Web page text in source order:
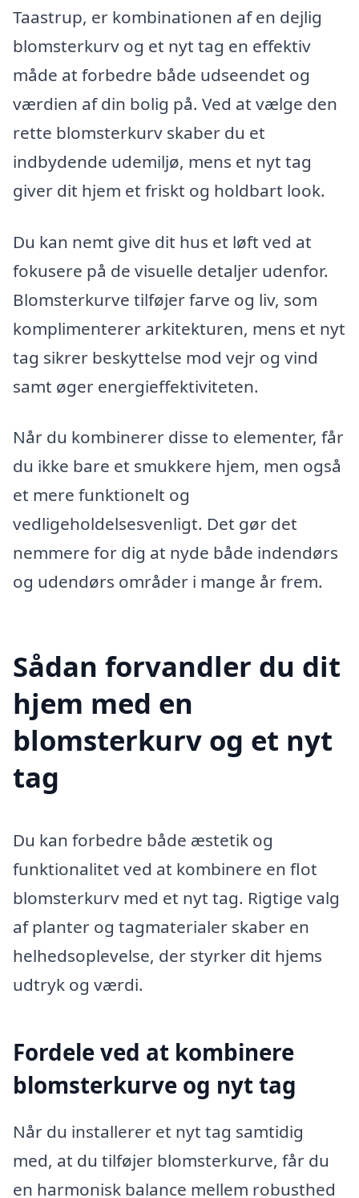
Taastrup, er kombinationen af en dejlig
blomsterkurv og et nyt tag en effektiv
måde at forbedre både udseendet og
værdien af din bolig på. Ved at vælge den
rette blomsterkurv skaber du et
indbydende udemiljø, mens et nyt tag
giver dit hjem et friskt og holdbart look.
Du kan nemt give dit hus et løft ved at
fokusere på de visuelle detaljer udenfor.
Blomsterkurve tilføjer farve og liv, som
komplimenterer arkitekturen, mens et nyt
tag sikrer beskyttelse mod vejr og vind
samt øger energieffektiviteten.
Når du kombinerer disse to elementer, får
du ikke bare et smukkere hjem, men også
et mere funktionelt og
vedligeholdelsesvenligt. Det gør det
nemmere for dig at nyde både indendørs
og udendørs områder i mange år frem.
Sådan forvandler du dit
hjem med en
blomsterkurv og et nyt
tag
Du kan forbedre både æstetik og
funktionalitet ved at kombinere en flot
blomsterkurv med et nyt tag. Rigtige valg
af planter og tagmaterialer skaber en
helhedsoplevelse, der styrker dit hjems
udtryk og værdi.
Fordele ved at kombinere
blomsterkurve og nyt tag
Når du installerer et nyt tag samtidig
med, at du tilføjer blomsterkurve, får du
en harmonisk balance mellem robusthed